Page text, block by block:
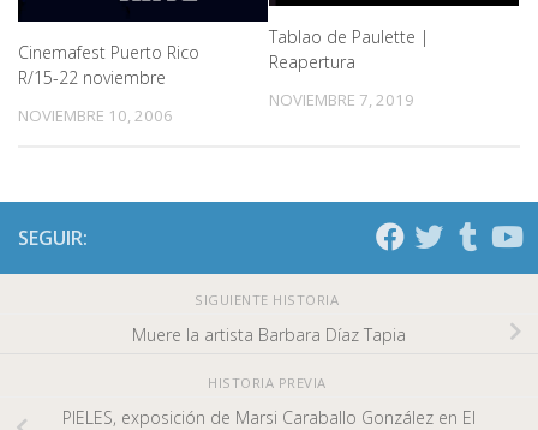
Cinemafest Puerto Rico
R/15-22 noviembre
NOVIEMBRE 10, 2006
Tablao de Paulette |
Reapertura
NOVIEMBRE 7, 2019
SEGUIR:
SIGUIENTE HISTORIA
Muere la artista Barbara Díaz Tapia
HISTORIA PREVIA
PIELES, exposición de Marsi Caraballo González en El